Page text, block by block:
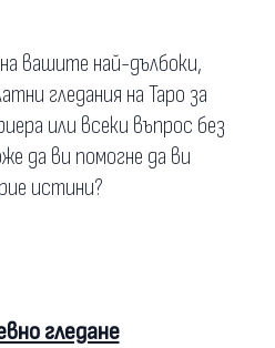
вашите най-дълбоки,
гледания на Таро за
или всеки въпрос без
да ви помогне да ви
истини?
гледане